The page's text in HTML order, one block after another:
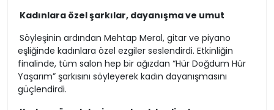
Kadınlara özel şarkılar, dayanışma ve umut
Söyleşinin ardından Mehtap Meral, gitar ve piyano
eşliğinde kadınlara özel ezgiler seslendirdi. Etkinliğin
finalinde, tüm salon hep bir ağızdan “Hür Doğdum Hür
Yaşarım” şarkısını söyleyerek kadın dayanışmasını
güçlendirdi.